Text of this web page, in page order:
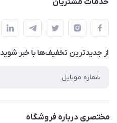
لیست محصولات
درباره ما
خدمات مشتریان
قوانین و مقررات
حریم خصوصی
راهنما
از جدید‌ترین تخفیف‌ها با‌ خبر شوید
مختصری درباره فروشگاه